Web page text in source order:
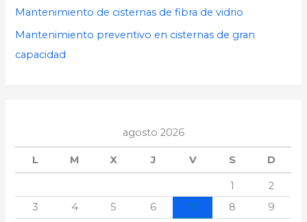
Mantenimiento de cisternas de fibra de vidrio
Mantenimiento preventivo en cisternas de gran
capacidad
agosto 2026
L M X J V S D
1
2
3
4 5 6 7 8
9